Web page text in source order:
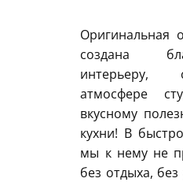
Оригинальная
создана
интерьеру,
атмосфере
вкусному
кухни! В
мы к нему не
без отдыха,